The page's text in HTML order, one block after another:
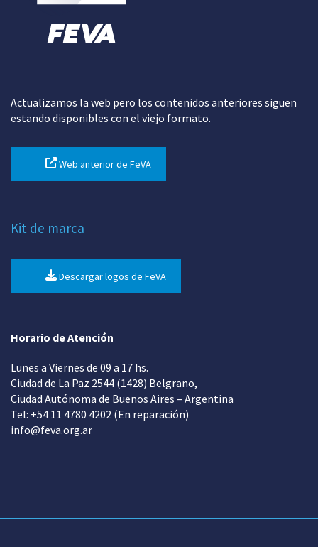
Actualizamos la web pero los contenidos anteriores siguen
estando disponibles con el viejo formato.
Web anterior de FeVA
Kit de marca
Descargar logos de FeVA
Horario de Atención
Lunes a Viernes de 09 a 17 hs.
Ciudad de La Paz 2544 (1428) Belgrano,
Ciudad Autónoma de Buenos Aires – Argentina
Tel: +54 11 4780 4202 (En reparación)
info@feva.org.ar